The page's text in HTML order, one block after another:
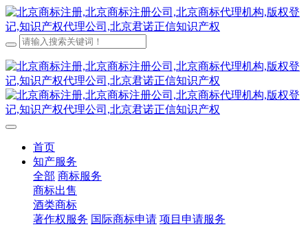
首页
知产服务
全部 商标服务
商标出售
酒类商标
著作权服务 国际商标申请 项目申请服务